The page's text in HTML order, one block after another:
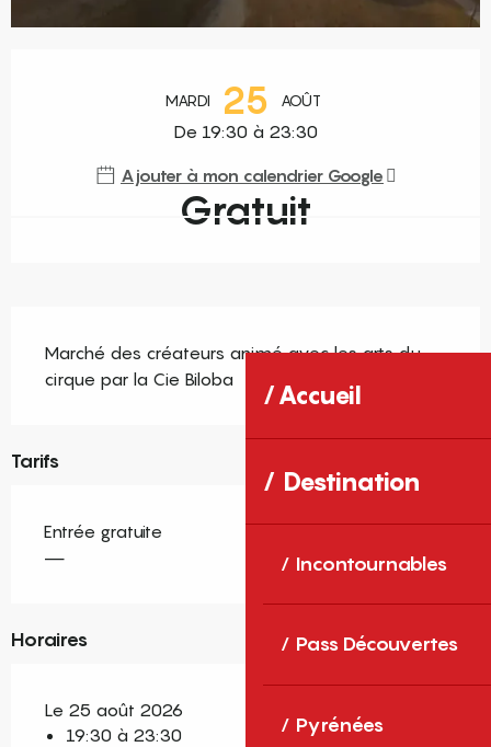
Accueil
Destination
Incontournables
Pass Découvertes
Pyrénées
MARDI 25 AOÛT
De 19:30 à 23:30
Ajouter à mon calendrier Google
Gratuit
Marché des créateurs animé avec les arts du
cirque par la Cie Biloba
Tarifs
Entrée gratuite
—
Horaires
Le 25 août 2026
19:30 à 23:30